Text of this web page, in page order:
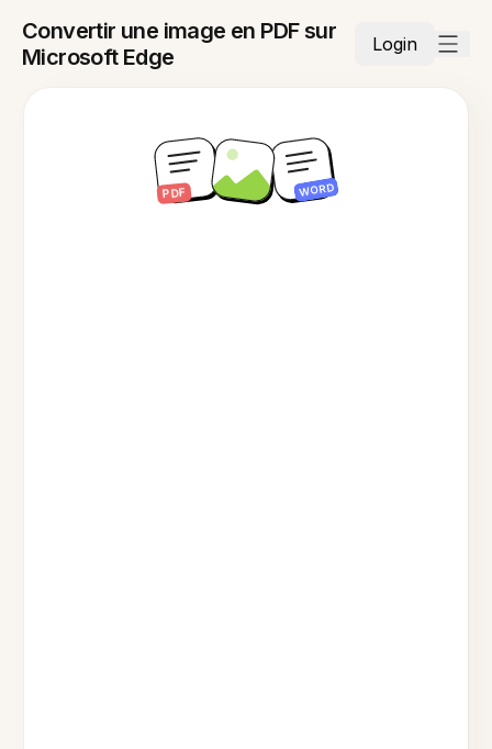
Convertir une image en PDF sur
Microsoft Edge
Login